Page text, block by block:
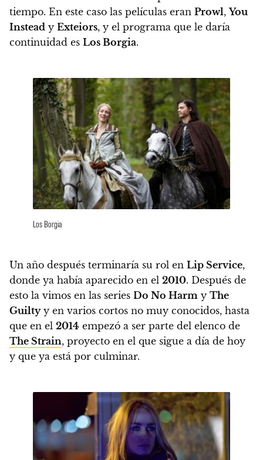
tiempo. En este caso las películas eran Prowl,You
Instead y Exteiors, y el programa que le daría
continuidad es Los Borgia.
Los Borgia
Un año después terminaría su rol en Lip Service,
donde ya había aparecido en el 2010. Después de
esto la vimos en las series Do No Harm y The
Guiltyy en varios cortos no muy conocidos, hasta
que en el 2014 empezó a ser parte del elenco de
The Strain, proyecto en el que sigue a día de hoy
y que ya está por culminar.